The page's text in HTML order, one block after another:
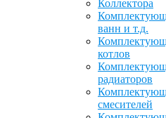
Коллектора
ванн и т.д.
котлов
радиаторов
смесителей